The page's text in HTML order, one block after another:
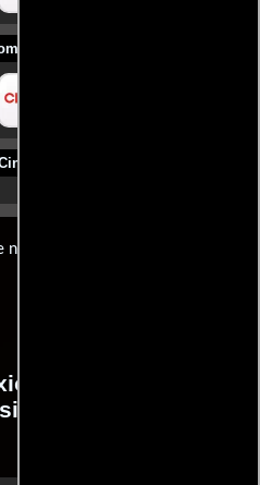
estamos mostrando? déjanos
realizadas por